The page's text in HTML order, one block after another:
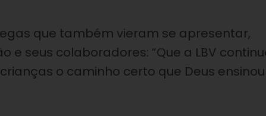
que também vieram se apresentar,
seus colaboradores: “Que a LBV
o caminho certo que Deus ensinou